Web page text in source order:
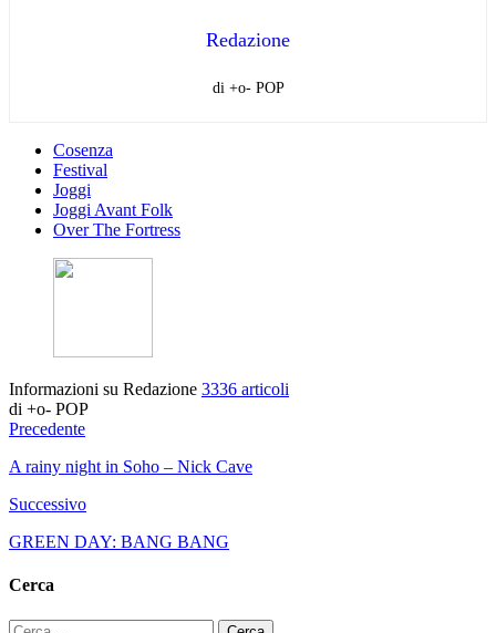
Redazione
di +o- POP
Cosenza
Festival
Joggi
Joggi Avant Folk
Over The Fortress
Informazioni su Redazione 3336 articoli
di +o- POP
Precedente
A rainy night in Soho – Nick Cave
Successivo
GREEN DAY: BANG BANG
Cerca
Ricerca